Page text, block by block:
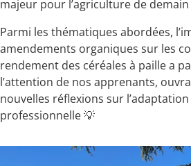
majeur pour l’agriculture de demain
Parmi les thématiques abordées,
amendements organiques sur les
rendement des céréales à paille a
l’attention de nos apprenants,
nouvelles réflexions sur
professionnelle 💡